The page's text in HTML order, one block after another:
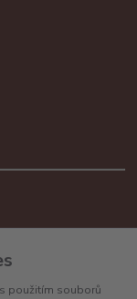
s použitím souborů